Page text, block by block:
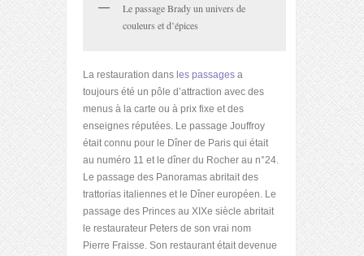
Le passage Brady un univers de
couleurs et d’épices
La restauration dans l es passages a
toujours été un pôle d’attraction avec des
menus à la carte ou à prix fixe et des
enseignes réputées. Le passage Jouffroy
était connu pour le Dîner de Paris qui était
au numéro 11 et le dîner du Rocher au n°24.
Le passage des Panoramas abritait des
trattorias italiennes et le Dîner européen. Le
passage des Princes au XIXe siècle abritait
le restaurateur Peters de son vrai nom
Pierre Fraisse. Son restaurant était devenue